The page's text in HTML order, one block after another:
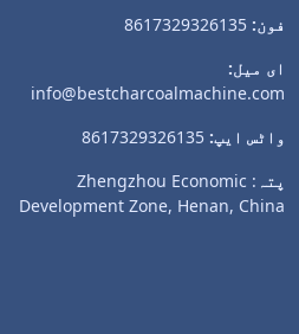
فون:
ای میل:
info@bestcharcoalmachine.com
واٹس ایپ: 8617329326135
پتہ
: Zhengzhou Economic
Development Zone, Henan, China